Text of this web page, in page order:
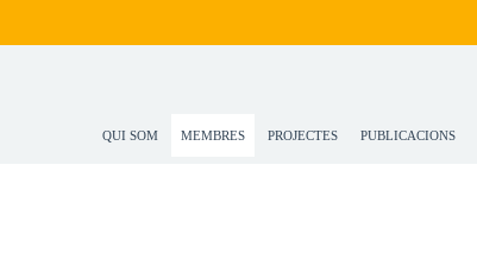
QUI SOM MEMBRES PROJECTES PUBLICACIONS